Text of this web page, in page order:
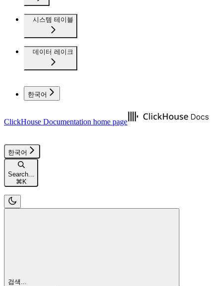
시스템 테이블
데이터 레이크
한국어
ClickHouse Documentation home page
한국어
Search...
⌘K
검색...